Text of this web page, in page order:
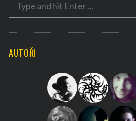
c
AUTOŘI